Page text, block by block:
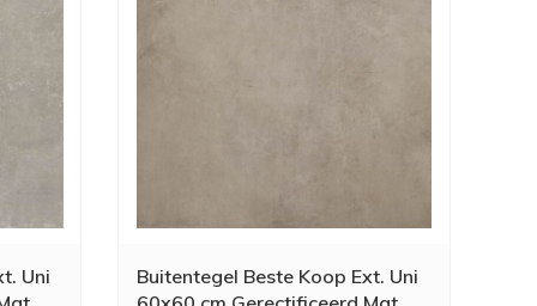
Uni
Buitentegel Beste Koop Ext. Uni